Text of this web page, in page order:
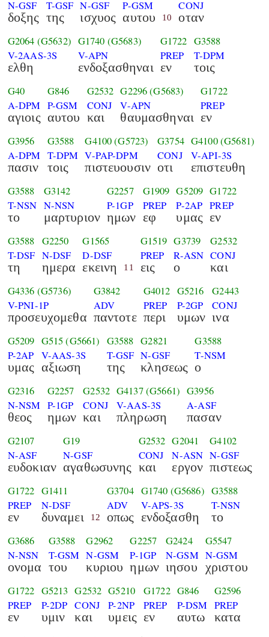
N-GSF
δοξης
T-GSF
της
N-GSF
ισχυος
P-GSM
αυτου 10
CONJ
οταν
G2064 (G5632)
V-2AAS-3S
ελθη
G1740 (G5683)
V-APN
ενδοξασθηναι
G1722
PREP
εν
G3588
T-DPM
τοις
G40
A-DPM
αγιοις
G846
P-GSM
αυτου
G2532
CONJ
και
G2296(G5683)
V-APN
θαυμασθηναι
G1722
PREP
εν
G3956
A-DPM
πασιν
G3588
T-DPM
τοις
G4100(G5723)
V-PAP-DPM
πιστευουσιν
G3754
CONJ
οτι
G4100(G5681)
V-API-3S
επιστευθη
G3588
T-NSN
το
G3142
N-NSN
μαρτυριον
G2257
P-1GP
ημων
G1909
PREP
εφ
G5209
P-2AP
υμας
G1722
PREP
εν
G3588
T-DSF
τη
G2250
N-DSF
ημερα
G1565
D-DSF
εκεινη 11
G1519
PREP
εις
G3739
R-ASN
ο
G2532
CONJ
και
G4336 (G5736)
V-PNI-1P
προσευχομεθα
G3842
ADV
παντοτε
G4012
PREP
περι
G5216
P-2GP
υμων
G2443
CONJ
ινα
G5209
P-2AP
υμας
G515(G5661)
V-AAS-3S
αξιωση
G3588
T-GSF
της
G2821
N-GSF
κλησεως
G3588
T-NSM
ο
G2316
N-NSM
θεος
G2257
P-1GP
ημων
G2532
CONJ
και
G4137(G5661)
V-AAS-3S
πληρωση
G3956
A-ASF
πασαν
G2107
N-ASF
ευδοκιαν
G19
N-GSF
αγαθωσυνης
G2532
CONJ
και
G2041
N-ASN
εργον
G4102
N-GSF
πιστεως
G1722
PREP
εν
G1411
N-DSF
δυναμει 12
G3704
ADV
οπως
G1740 (G5686)
V-APS-3S
ενδοξασθη
G3588
T-NSN
το
G3686
N-NSN
ονομα
G3588
T-GSM
του
G2962
N-GSM
κυριου
G2257
P-1GP
ημων
G2424
N-GSM
ιησου
G5547
N-GSM
χριστου
G1722
PREP
εν
G5213
P-2DP
υμιν
G2532
CONJ
και
G5210
P-2NP
υμεις
G1722
PREP
εν
G846
P-DSM
αυτω
G2596
PREP
κατα